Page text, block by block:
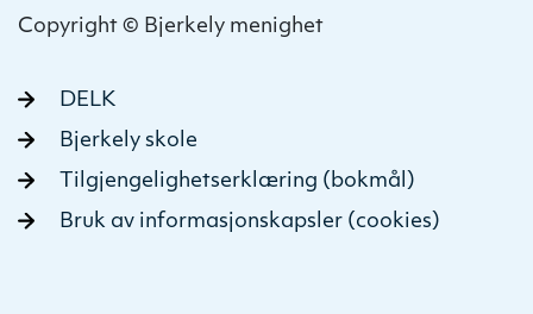
Copyright © Bjerkely menighet
DELK
Bjerkely skole
Tilgjengelighetserklæring (bokmål)
Bruk av informasjonskapsler (cookies)